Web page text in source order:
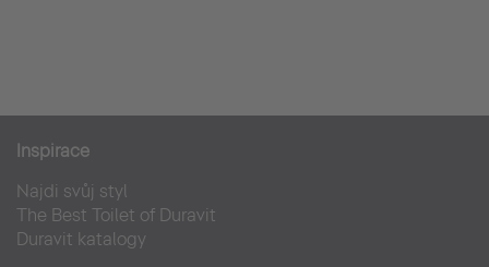
Inspirace
Najdi svůj styl
The Best Toilet of Duravit
Duravit katalogy